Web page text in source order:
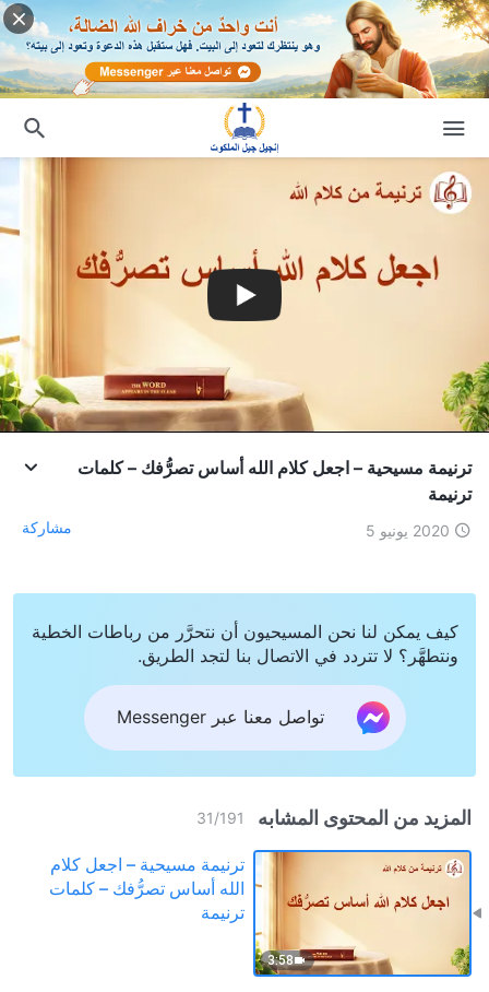
ترنيمة مسيحية – اجعل كلام الله أساس تصرُّفك – كلمات
ترنيمة
2020 يونيو 5 مشاركة
كيف يمكن لنا نحن المسيحيون أن نتحرَّر من رباطات الخطية
ونتطهَّر؟ لا تتردد في الاتصال بنا لتجد الطريق.
تواصل معنا عبر Messenger
المزيد من المحتوى المشابه 31/191
3:58
ترنيمة مسيحية – اجعل كلام
الله أساس تصرُّفك – كلمات
ترنيمة